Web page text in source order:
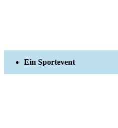
Ein Sportevent